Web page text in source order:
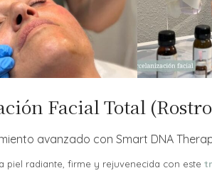
Facial Total
avanzado con Smart DNA
piel radiante, firme y rejuvenecida con este